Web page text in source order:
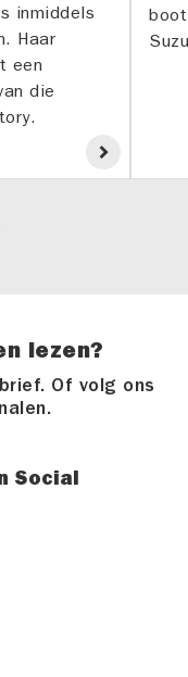
inmiddels
Haar
een
die
lezen?
Of volg ons
Social